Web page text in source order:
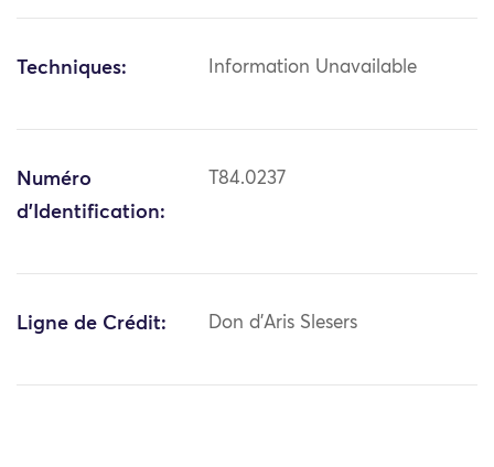
Techniques: Information Unavailable
Numéro
d'Identification:
T84.0237
Ligne de Crédit: Don d'Aris Slesers